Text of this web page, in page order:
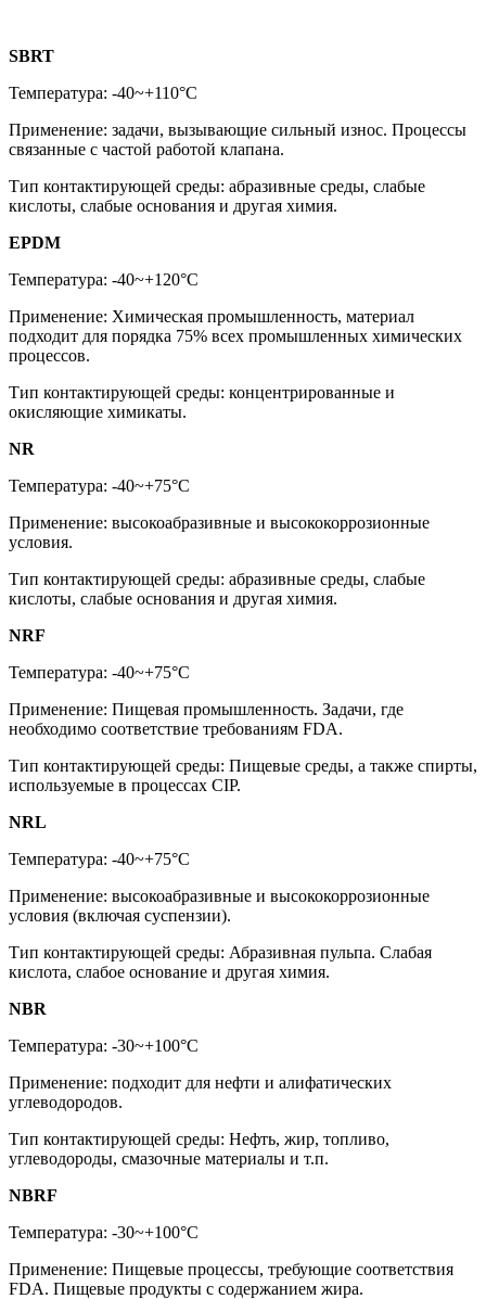
SBRT
Температура: -40~+110°C
Применение: задачи, вызывающие сильный износ. Процессы
связанные с частой работой клапана.
Тип контактирующей среды: абразивные среды, слабые
кислоты, слабые основания и другая химия.
EPDM
Температура: -40~+120°C
Применение: Химическая промышленность, материал
подходит для порядка 75% всех промышленных химических
процессов.
Тип контактирующей среды: концентрированные и
окисляющие химикаты.
NR
Температура: -40~+75°C
Применение: высокоабразивные и высококоррозионные
условия.
Тип контактирующей среды: абразивные среды, слабые
кислоты, слабые основания и другая химия.
NRF
Температура: -40~+75°C
Применение: Пищевая промышленность. Задачи, где
необходимо соответствие требованиям FDA.
Тип контактирующей среды: Пищевые среды, а также спирты,
используемые в процессах CIP.
NRL
Температура: -40~+75°C
Применение: высокоабразивные и высококоррозионные
условия (включая суспензии).
Тип контактирующей среды: Абразивная пульпа. Слабая
кислота, слабое основание и другая химия.
NBR
Температура: -30~+100°C
Применение: подходит для нефти и алифатических
углеводородов.
Тип контактирующей среды: Нефть, жир, топливо,
углеводороды, смазочные материалы и т.п.
NBRF
Температура: -30~+100°C
Применение: Пищевые процессы, требующие соответствия
FDA. Пищевые продукты с содержанием жира.